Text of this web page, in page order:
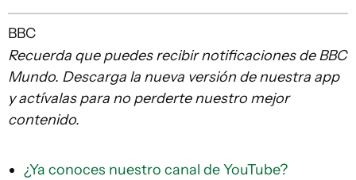
BBC
Recuerda que puedes recibir notificaciones de BBC
Mundo. Descarga la nueva versión de nuestra app
y actívalas para no perderte nuestro mejor
contenido.
¿Ya conoces nuestro canal de YouTube?